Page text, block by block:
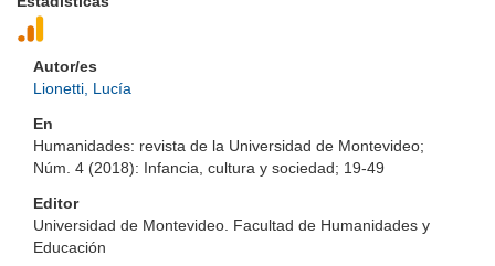
Autor/es
Lionetti, Lucía
En
Humanidades: revista de la Universidad de Montevideo;
Núm. 4 (2018): Infancia, cultura y sociedad; 19-49
Editor
Universidad de Montevideo. Facultad de Humanidades y
Educación